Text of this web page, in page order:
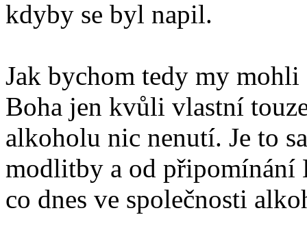
kdyby se byl napil.
Jak bychom tedy my
Boha jen kvůli vlastní
alkoholu nic nenutí. Je to
modlitby a od připomínání
co dnes ve společnosti